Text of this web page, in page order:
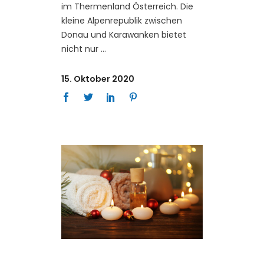
im Thermenland Österreich. Die
kleine Alpenrepublik zwischen
Donau und Karawanken bietet
nicht nur
15. Oktober 2020